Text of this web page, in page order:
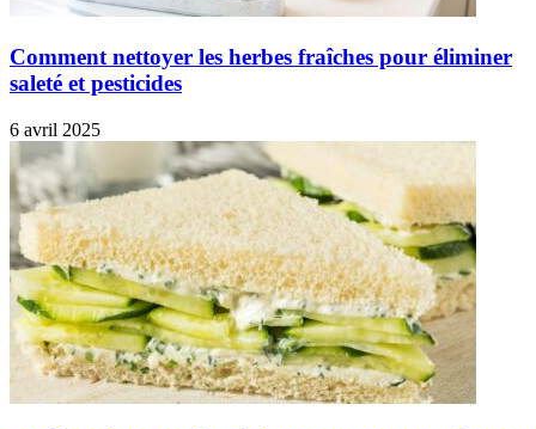
Comment nettoyer les herbes fraîches pour éliminer
saleté et pesticides
6 avril 2025